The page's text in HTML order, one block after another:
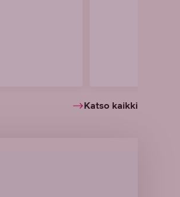
Katso kaikki